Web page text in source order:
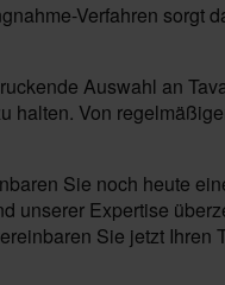
Verfahren sorgt
Auswahl an
halten. Von
Sie noch heute
unserer Expertise
Sie jetzt Ihren